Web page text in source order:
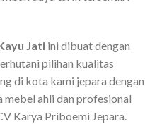
Jati ini dibuat dengan
pilihan kualitas
di kota kami jepara dengan
ahli dan profesional
Karya Priboemi Jepara.